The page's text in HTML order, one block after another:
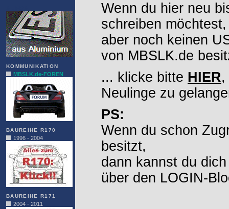
KOMMUNIKATION
MBSLK.de-FOREN
BAUREIHE R170
1996 - 2004
BAUREIHE R171
2004 - 2011
Wenn du hier neu
schreiben möchtest,
aber noch keinen
von MBSLK.de
... klicke bitte HIER,
Neulinge zu
PS:
Wenn du schon
besitzt,
dann kannst du
über den LOGIN-